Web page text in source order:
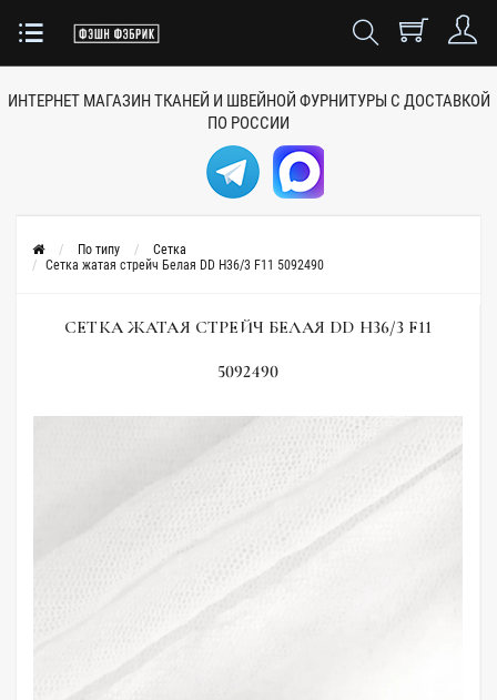
ИНТЕРНЕТ МАГАЗИН ТКАНЕЙ И ШВЕЙНОЙ ФУРНИТУРЫ С ДОСТАВКОЙ
ПО РОССИИ
По типу
Сетка
Сетка жатая стрейч Белая DD H36/3 F11 5092490
СЕТКА ЖАТАЯ СТРЕЙЧ БЕЛАЯ DD H36/3 F11
5092490